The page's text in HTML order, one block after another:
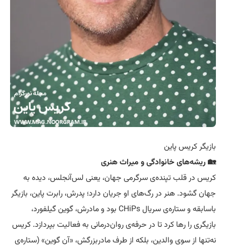
بازیگر کریس پاین
🏡 ریشه‌های خانوادگی و میراث هنری
کریس در قلب تپنده‌ی سرگرمی جهان، یعنی لس‌آنجلس، دیده به
جهان گشود. هنر در رگ‌های او جریان دارد؛ پدرش، رابرت پاین، بازیگر
باسابقه و ستاره‌ی سریال CHiPs بود و مادرش، گوین گیلفورد،
بازیگری را رها کرد تا در حرفه‌ی روان‌درمانی به فعالیت بپردازد. کریس
نه‌تنها از سوی والدین، بلکه از طرف مادربزرگش، «آن گوین» (ستاره‌ی